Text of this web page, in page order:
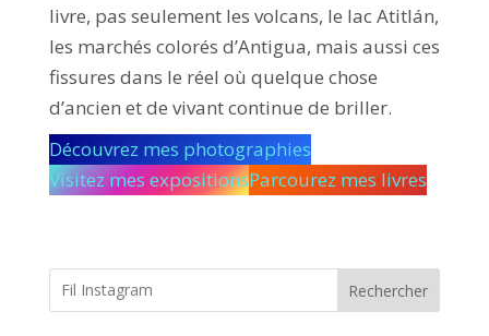
livre, pas seulement les volcans, le lac Atitlán,
les marchés colorés d’Antigua, mais aussi ces
fissures dans le réel où quelque chose
d’ancien et de vivant continue de briller.
Découvrez mes photographies
Visitez mes expositionsParcourez mes livres
Rechercher